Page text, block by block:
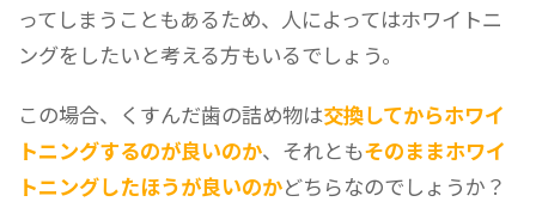
ってしまうこともあるため、人によってはホワイトニ
ングをしたいと考える方もいるでしょう。
この場合、くすんだ歯の詰め物は交換してからホワイ
トニングするのが良いのか、それともそのままホワイ
トニングしたほうが良いのかどちらなのでしょうか？